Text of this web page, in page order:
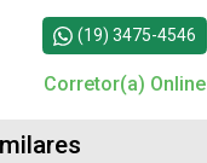
(19) 3475-4546
Corretor(a) Online